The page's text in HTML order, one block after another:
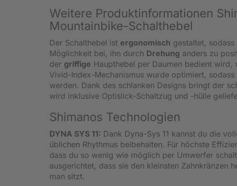
Weitere Produktinformationen
Mountainbike-Schalthebel
Der Schalthebel ist ergonomisch gestaltet, sodass
Möglichkeit bei, ihn durch Drehung anders zu
der griffige Haupthebel per Daumen bedient wird,
Vivid-Index-Mechanismus wurde optimiert, sodass
werden. Dank des schlanken Designs bringt der
wird inklusive Optislick-Schaltzug und -hülle
Shimanos Technologien
DYNA SYS 11: Dank Dyna-Sys 11 kannst du die
üblichen Rhythmus beibehalten. Für höchste
dass du so wenig wie möglich per Umwerfer
ausgerichtet, dass sie den kleinsten Zahnkränzen
man sitzt.